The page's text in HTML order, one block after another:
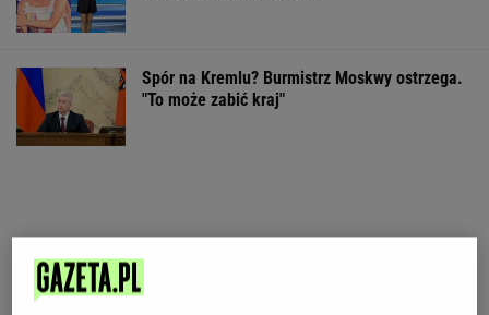
Spór na Kremlu? Burmistrz Moskwy ostrzega.
"To może zabić kraj"